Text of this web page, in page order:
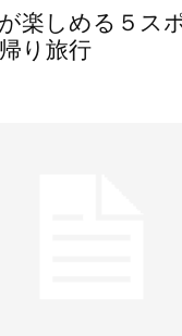
楽しめる５ス
り旅行